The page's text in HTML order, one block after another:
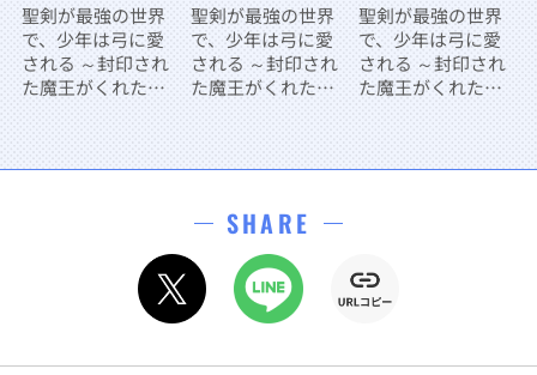
聖剣が最強の世界
で、少年は弓に愛
される ～封印され
た魔王がくれた力
聖剣が最強の世界
で、少年は弓に愛
される ～封印され
た魔王がくれた力
聖剣が最強の世界
で、少年は弓に愛
される ～封印され
た魔王がくれた力
SHARE